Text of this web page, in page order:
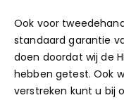
Ook voor
standaard garantie
doen doordat wij de
hebben getest. Ook
verstreken kunt u bij